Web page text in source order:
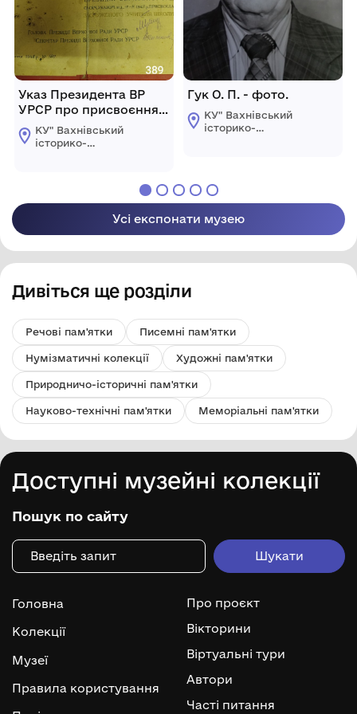
Указ Президента ВР
УРСР про присвоєння
Панасевич О.Г. звання
заслужений учитель
КУ" Вахнівський
історико-
Гук О. П. - фото.
КУ" Вахнівський
історико-
Усі експонати музею
Дивіться ще розділи
Речові пам'ятки Писемні пам'ятки
Нумізматичні колекції Художні пам'ятки
Природничо-історичні пам'ятки
Науково-технічні пам'ятки Меморіальні пам'ятки
Доступні музейні колекції
Пошук по сайту
Головна
Колекції
Музеї
Правила користування
Про проєкт
Вікторини
Віртуальні тури
Автори
Часті питання